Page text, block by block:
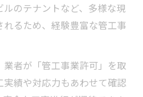
のテナントなど、多様な現
るため、経験豊富な管工事
者が「管工事業許可」を取
績や対応力もあわせて確認